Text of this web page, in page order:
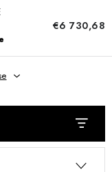
Cookie-urile
Contact
€6 730,68